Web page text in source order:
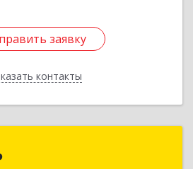
заявку
контакты
заявку
Назад